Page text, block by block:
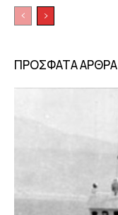
ΠΡΟΣΦΑΤΑ ΑΡΘΡΑ